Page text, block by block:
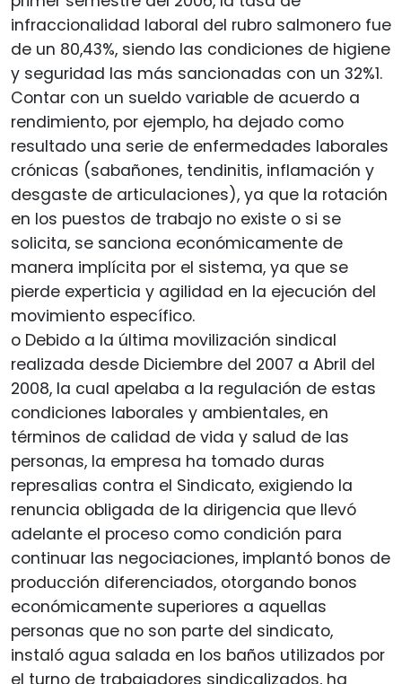
infraccionalidad laboral del rubro salmonero fue
de un 80,43%, siendo las condiciones de higiene
y seguridad las más sancionadas con un 32%1.
Contar con un sueldo variable de acuerdo a
rendimiento, por ejemplo, ha dejado como
resultado una serie de enfermedades laborales
crónicas (sabañones, tendinitis, inflamación y
desgaste de articulaciones), ya que la rotación
en los puestos de trabajo no existe o si se
solicita, se sanciona económicamente de
manera implícita por el sistema, ya que se
pierde experticia y agilidad en la ejecución del
movimiento específico.
o Debido a la última movilización sindical
realizada desde Diciembre del 2007 a Abril del
2008, la cual apelaba a la regulación de estas
condiciones laborales y ambientales, en
términos de calidad de vida y salud de las
personas, la empresa ha tomado duras
represalias contra el Sindicato, exigiendo la
renuncia obligada de la dirigencia que llevó
adelante el proceso como condición para
continuar las negociaciones, implantó bonos de
producción diferenciados, otorgando bonos
económicamente superiores a aquellas
personas que no son parte del sindicato,
instaló agua salada en los baños utilizados por
el turno de trabajadores sindicalizados, ha